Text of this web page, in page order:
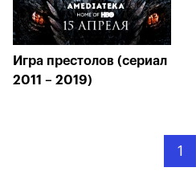
Игра престолов (сериал
2011 – 2019)
1